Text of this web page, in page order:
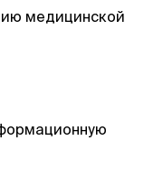
медицинской